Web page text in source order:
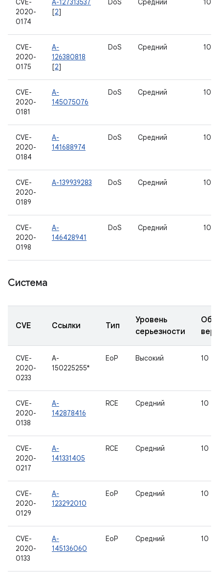
CVE-
2020-
0174
A-127313537
[2]
DoS Средний 10
CVE-
2020-
0175
A-
126380818
[2]
DoS Средний 10
CVE-
2020-
0181
A-
145075076
DoS Средний 10
CVE-
2020-
0184
A-
141688974
DoS Средний 10
CVE-
2020-
0189
A-139939283 DoS Средний 10
CVE-
2020-
0198
A-
146428941
DoS Средний 10
Система
CVE Ссылки Тип
Уровень
серьезности
CVE-
2020-
0233
A-
150225255*
EoP Высокий 10
CVE-
2020-
0138
A-
142878416
RCE Средний 10
CVE-
2020-
0217
A-
141331405
RCE Средний 10
CVE-
2020-
0129
A-
123292010
EoP Средний 10
CVE-
2020-
0133
A-
145136060
EoP Средний 10